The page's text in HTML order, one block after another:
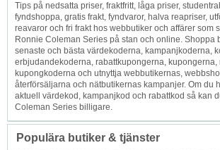
Tips på nedsatta priser, fraktfritt, låga priser,
fyndshoppa, gratis frakt, fyndvaror, halva reapriser,
reavaror och fri frakt hos webbutiker och affärer som
Ronnie Coleman Series på stan och online. Shoppa
senaste och bästa värdekoderna, kampanjkoderna,
erbjudandekoderna, rabattkupongerna, kupongerna,
kupongkoderna och utnyttja webbutikernas,
återförsäljarna och nätbutikernas kampanjer. Om du
aktuell värdekod, kampanjkod och rabattkod så kan
Coleman Series billigare.
Populära butiker & tjänster